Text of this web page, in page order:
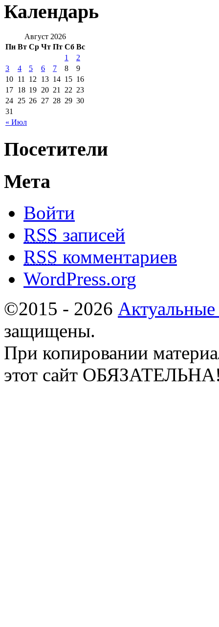
Календарь
Август 2026
Пн Вт Ср Чт Пт Сб Вс
« Июл
1
2
3
4 5 6 7 8
9
10 11 12 13 14 15 16
17 18 19 20 21 22 23
24 25 26 27 28 29 30
31
Посетители
Мета
Войти
RSS записей
RSS комментариев
WordPress.org
©2015 - 2026
защищены.
При копировании
этот сайт